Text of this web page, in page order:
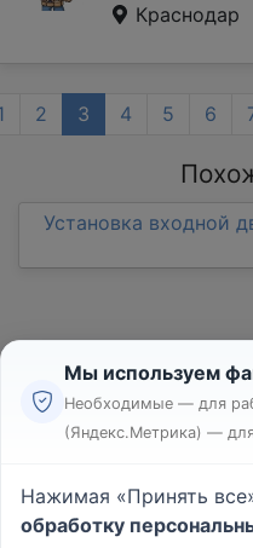
Краснодар
2 3 4 5 6
Установка входной
Политика
Мы используем
Необходимые — для
(Яндекс.Метрика) —
Нажимая «Принять
обработку